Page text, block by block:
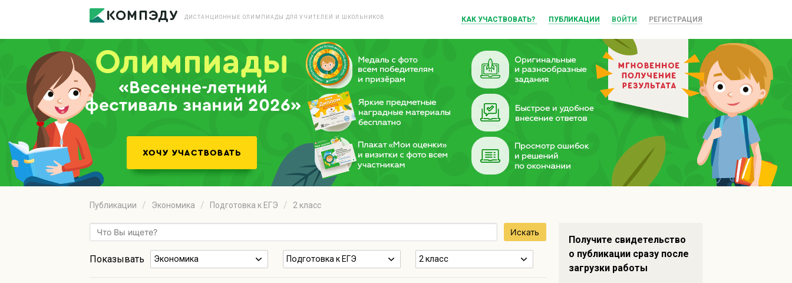
ДИСТАНЦИОННЫЕ ОЛИМПИАДЫ ДЛЯ УЧИТЕЛЕЙ И ШКОЛЬНИКОВ КАК УЧАСТВОВАТЬ? ПУБЛИКАЦИИ ВОЙТИ РЕГИСТРАЦИЯ
«Весенне-летний
фестиваль знаний 2026»
Публикации Экономика Подготовка к ЕГЭ 2 класс
Искать
Показывать Экономика Подготовка к ЕГЭ 2 класс
Получите свидетельство
о публикации сразу после
загрузки работы